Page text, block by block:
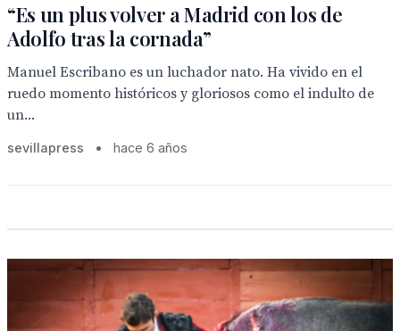
“Es un plus volver a Madrid con los de
Adolfo tras la cornada”
Manuel Escribano es un luchador nato. Ha vivido en el
ruedo momento históricos y gloriosos como el indulto de
un...
sevillapress • hace 6 años